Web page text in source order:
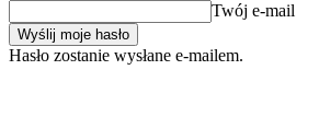
Twój e-mail
Hasło zostanie wysłane e-mailem.